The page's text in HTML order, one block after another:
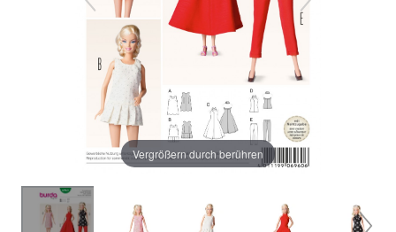
Vergrößern durch berühren